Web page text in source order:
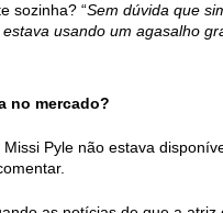
sozinha? “Sem dúvida que
estava usando um agasalho
no mercado?
Pyle não estava